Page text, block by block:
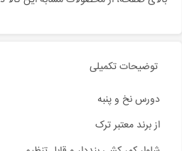
توضیحات تکمیلی
دورس نخ و پنبه
از برند معتبر ترک